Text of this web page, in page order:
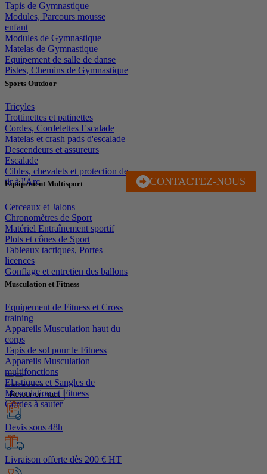
J'EN PROFITE
CONTACTEZ-NOUS
Tapis de Gymnastique
Modules, Parcours mousse
enfant
Modules de Gymnastique
Matelas de Gymnastique
Equipement de salle de danse
Pistes, Chemins de Gymnastique
Sports Outdoor
Tricyles
Trottinettes et patinettes
Cordes, Cordelettes Escalade
Matelas et crash pads d'escalade
Descendeurs et assureurs
Escalade
Cibles, chevalets et protection de
tir à l'Arc
Equipement Multisport
Cerceaux et Jalons
Chronomètres de Sport
Matériel Entraînement sportif
Plots et cônes de Sport
Tableaux tactiques, Portes
licences
Gonflage et entretien des ballons
Musculation et Fitness
Equipement de Fitness et Cross
training
Appareils Musculation haut du
corps
Tapis de sol pour le Fitness
Appareils Musculation
multifonctions
Elastiques et Sangles de
Musculation et Fitness
Cordes à sauter
Retour en haut
Devis sous 48h
Livraison offerte dès 200 € HT